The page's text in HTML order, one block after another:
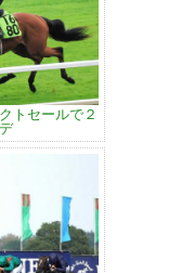
トセールで２